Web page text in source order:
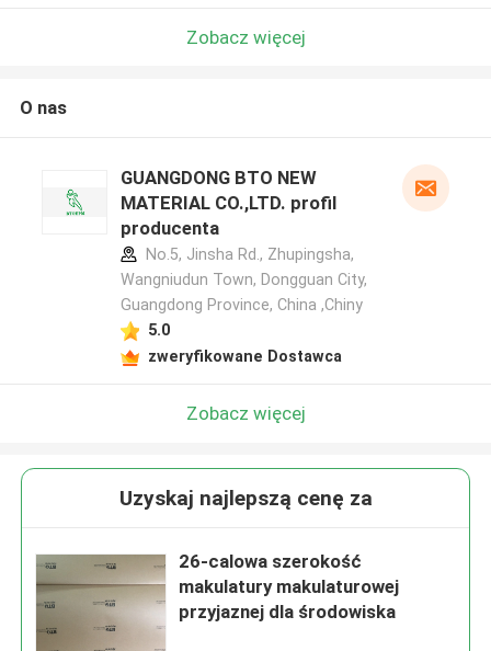
Zobacz więcej
O nas
GUANGDONG BTO NEW
MATERIAL CO.,LTD. profil
producenta
No.5, Jinsha Rd., Zhupingsha,
Wangniudun Town, Dongguan City,
Guangdong Province, China ,Chiny
5.0
zweryfikowane Dostawca
Zobacz więcej
Uzyskaj najlepszą cenę za
26-calowa szerokość
makulatury makulaturowej
przyjaznej dla środowiska